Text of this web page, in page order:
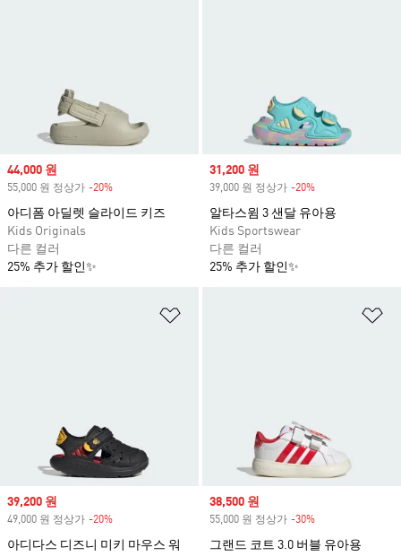
Sale price
44,000 원
55,000 원 정상가 -20%
아디폼 아딜렛 슬라이드 키즈
Kids Originals
다른 컬러
25% 추가 할인✨
Sale price
31,200 원
39,000 원 정상가 -20%
알타스윔 3 샌달 유아용
Kids Sportswear
다른 컬러
25% 추가 할인✨
Sale price
39,200 원
49,000 원 정상가 -20%
아디다스 디즈니 미키 마우스 워
Sale price
38,500 원
55,000 원 정상가 -30%
그랜드 코트 3.0 버블 유아용